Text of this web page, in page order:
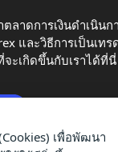
ลาดการเงินดำเนิน
และวิธีการเป็นเท
ะเกิดขึ้นกับเราได้ที่นี่
เพื่อพัฒนา